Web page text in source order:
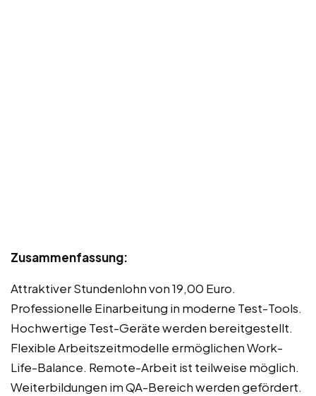
Zusammenfassung:
Attraktiver Stundenlohn von 19,00 Euro.
Professionelle Einarbeitung in moderne Test-Tools.
Hochwertige Test-Geräte werden bereitgestellt.
Flexible Arbeitszeitmodelle ermöglichen Work-
Life-Balance. Remote-Arbeit ist teilweise möglich.
Weiterbildungen im QA-Bereich werden gefördert.